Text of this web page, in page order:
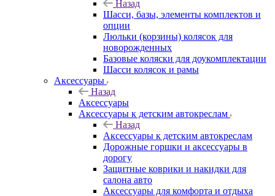
Назад
Шасси, базы, элементы комплектов и
опции
Люльки (корзины) колясок для
новорожденных
Базовые коляски для доукомплектации
Шасси колясок и рамы
Аксессуары
Назад
Аксессуары
Аксессуары к детским автокреслам
Назад
Аксессуары к детским автокреслам
Дорожные горшки и аксессуары в
дорогу
Защитные коврики и накидки для
салона авто
Аксессуары для комфорта и отдыха